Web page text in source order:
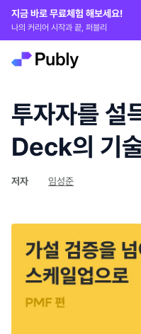
지금 바로 무료체험 해보세요!
나의 커리어 시작과 끝, 퍼블리
투자자를 설
Deck의 기
저자 임성준